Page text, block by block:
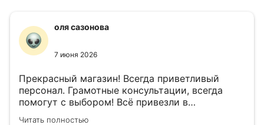
оля сазонова
7 июня 2026
Прекрасный магазин! Всегда приветливый
персонал. Грамотные консультации, всегда
помогут с выбором! Всё привезли в
назначенный день!
Читать полностью